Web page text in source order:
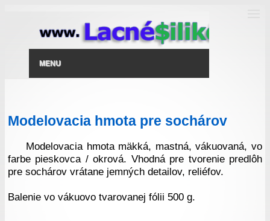
MENU
Modelovacia hmota pre sochárov
Modelovacia hmota mäkká, mastná, vákuovaná, vo
farbe pieskovca / okrová. Vhodná pre tvorenie predlôh
pre sochárov vrátane jemných detailov, reliéfov.
Balenie vo vákuovo tvarovanej fólii 500 g.